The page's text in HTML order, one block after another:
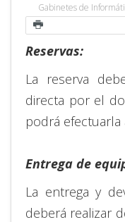
Gabinetes de
Reservas:
La reserva
directa por el
podrá efectuarla
Entrega de
La entrega y
deberá realizar